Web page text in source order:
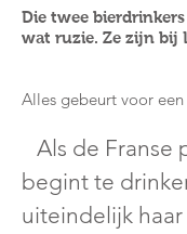
Die twee
wat ruzie. Ze zijn bij
Alles gebeurt voor
Als de Franse
begint te
uiteindelijk haar